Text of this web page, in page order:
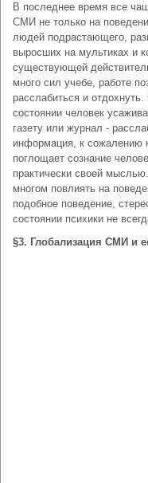
В последнее время все
СМИ не только на
людей подрастающего,
выросших на мультиках и
существующей
много сил учебе, работе
расслабиться и
состоянии человек
газету или журнал -
информация, к сожалению
поглощает сознание
практически своей
многом повлиять на
подобное поведение,
состоянии психики не
§3. Глобализация СМИ и